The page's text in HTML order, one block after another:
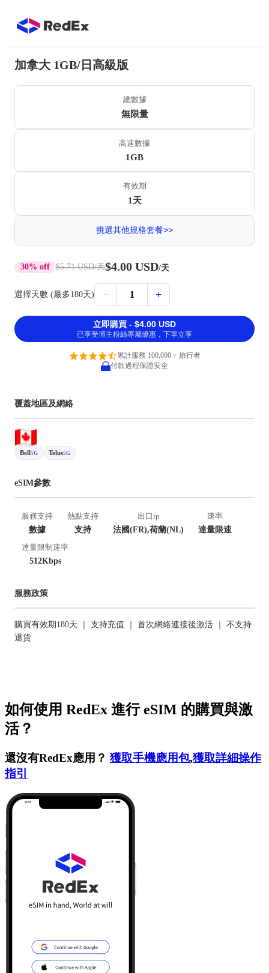
加拿大 1GB/日高級版
總數據
無限量
高速數據
1GB
有效期
1天
挑選其他規格套餐>>
30% off $5.71 USD/天$4.00 USD/天
選擇天數 (最多180天) − 1 +
立即購買 - $4.00 USD
已享受博主粉絲專屬優惠，下單立享
累計服務 100,000 + 旅行者
付款過程保證安全
覆蓋地區及網絡
Bell5G Telus5G
eSIM參數
服務支持
數據
熱點支持
支持
出口ip
法國(FR),荷蘭(NL)
速率
達量限速
達量限制速率
512Kbps
服務政策
購買有效期180天 ｜ 支持充值 ｜ 首次網絡連接後激活 ｜ 不支持
退貨
如何使用 RedEx 進行 eSIM 的購買與激
活？
還沒有RedEx應用？ 獲取手機應用包,獲取詳細操作
指引